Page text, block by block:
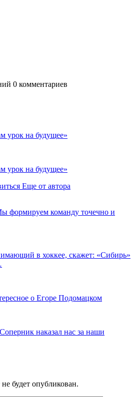
0 комментариев
урок на будущее»
урок на будущее»
Еще от автора
формируем команду точечно и
в хоккее, скажет: «Сибирь»
о Егоре Подомацком
наказал нас за наши
будет опубликован.